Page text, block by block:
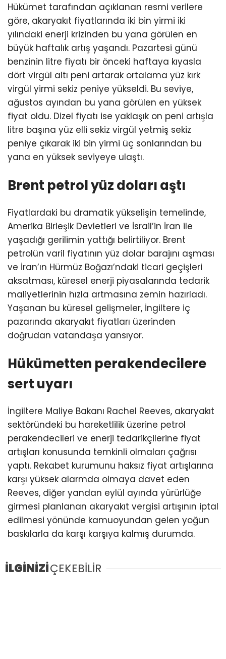
Hükümet tarafından açıklanan resmi verilere
göre, akaryakıt fiyatlarında iki bin yirmi iki
yılındaki enerji krizinden bu yana görülen en
büyük haftalık artış yaşandı. Pazartesi günü
benzinin litre fiyatı bir önceki haftaya kıyasla
dört virgül altı peni artarak ortalama yüz kırk
virgül yirmi sekiz peniye yükseldi. Bu seviye,
ağustos ayından bu yana görülen en yüksek
fiyat oldu. Dizel fiyatı ise yaklaşık on peni artışla
litre başına yüz elli sekiz virgül yetmiş sekiz
peniye çıkarak iki bin yirmi üç sonlarından bu
yana en yüksek seviyeye ulaştı.
Brent petrol yüz doları aştı
Fiyatlardaki bu dramatik yükselişin temelinde,
Amerika Birleşik Devletleri ve İsrail’in İran ile
yaşadığı gerilimin yattığı belirtiliyor. Brent
petrolün varil fiyatının yüz dolar barajını aşması
ve İran’ın Hürmüz Boğazı’ndaki ticari geçişleri
aksatması, küresel enerji piyasalarında tedarik
maliyetlerinin hızla artmasına zemin hazırladı.
Yaşanan bu küresel gelişmeler, İngiltere iç
pazarında akaryakıt fiyatları üzerinden
doğrudan vatandaşa yansıyor.
Hükümetten perakendecilere
sert uyarı
İngiltere Maliye Bakanı Rachel Reeves, akaryakıt
sektöründeki bu hareketlilik üzerine petrol
perakendecileri ve enerji tedarikçilerine fiyat
artışları konusunda temkinli olmaları çağrısı
yaptı. Rekabet kurumunu haksız fiyat artışlarına
karşı yüksek alarmda olmaya davet eden
Reeves, diğer yandan eylül ayında yürürlüğe
girmesi planlanan akaryakıt vergisi artışının iptal
edilmesi yönünde kamuoyundan gelen yoğun
baskılarla da karşı karşıya kalmış durumda.
İLGİNİZİÇEKEBİLİR